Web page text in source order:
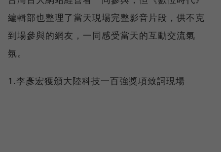
編輯部也整理了當天現場完整影音片段，供不克
到場參與的網友，一同感受當天的互動交流氣
氛。
1.李彥宏獲頒大陸科技一百強獎項致詞現場